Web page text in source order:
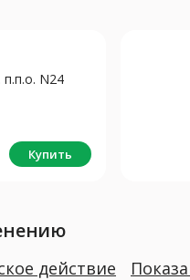
N24
Купить
действие